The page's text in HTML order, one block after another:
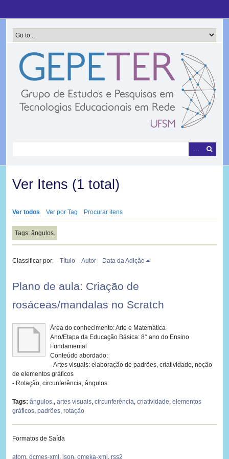
conteúdo
principal
Ver Itens (1 total)
Ver todos Ver por Tag Procurar itens
Tags: ângulos.
Classificar por: Título Autor Data da Adição
Plano de aula: Criação de
rosáceas/mandalas no Scratch
Área do conhecimento: Arte e Matemática
Ano/Etapa da Educação Básica: 8° ano do Ensino
Fundamental
Conteúdo abordado:
- Artes visuais: elaboração de padrões, criatividade, noção
de elementos gráficos
- Rotação, circunferência, ângulos
Tags: ângulos., artes visuais, circunferência, criatividade, elementos
gráficos, padrões, rotação
Formatos de Saída
atom, dcmes-xml , json, omeka-xml , rss2